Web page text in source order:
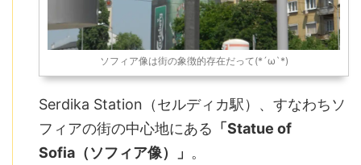
ソフィア像は街の象徴的存在だって(*´ω`*)
Serdika Station（セルディカ駅）、すなわちソ
フィアの街の中心地にある 「Statue of
Sofia（ソフィア像）」 。